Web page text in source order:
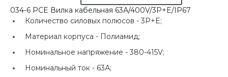
034-6 PCE Вилка кабельная 63А/400V/3P+E/IP67
Количество силовых полюсов - 3P+E;
Материал корпуса - Полиамид;
Номинальное напряжение - 380-415V;
Номинальный ток - 63А;